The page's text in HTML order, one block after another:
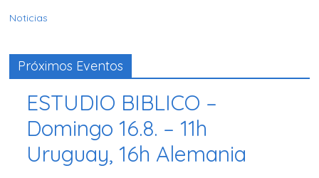
Noticias
Próximos Eventos
ESTUDIO BIBLICO –
Domingo 16.8. – 11h
Uruguay, 16h Alemania